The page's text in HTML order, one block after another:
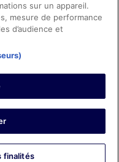
Group. Tous droits
des marques
Inc.
sur un appareil.
mesure de performance
d’audience et
finalités